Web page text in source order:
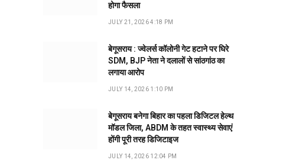
होगा फैसला
JULY 21, 2026 4:18 PM
बेगूसराय : ज्वेलर्स कॉलोनी गेट हटाने पर घिरे
SDM, BJP नेता ने दलालों से सांठगांठ का
लगाया आरोप
JULY 14, 2026 1:10 PM
बेगूसराय बनेगा बिहार का पहला डिजिटल हेल्थ
मॉडल जिला, ABDM के तहत स्वास्थ्य सेवाएं
होंगी पूरी तरह डिजिटाइज
JULY 14, 2026 12:04 PM